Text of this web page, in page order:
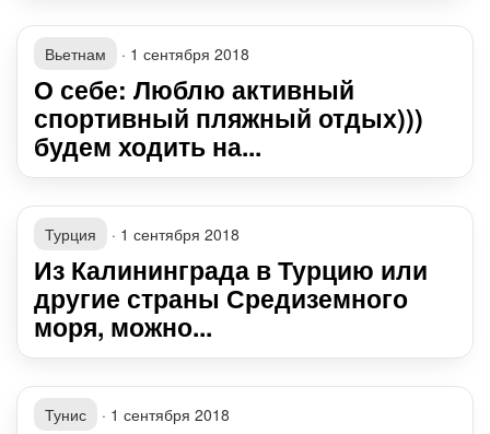
Вьетнам · 1 сентября 2018
О себе: Люблю активный
спортивный пляжный отдых)))
будем ходить на...
Турция · 1 сентября 2018
Из Калининграда в Турцию или
другие страны Средиземного
моря, можно...
Тунис · 1 сентября 2018